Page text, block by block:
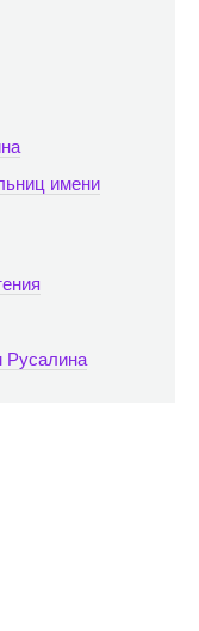
имени
Русалина